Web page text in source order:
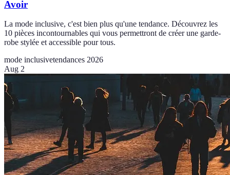
Avoir
La mode inclusive, c'est bien plus qu'une tendance. Découvrez les
10 pièces incontournables qui vous permettront de créer une garde-
robe stylée et accessible pour tous.
mode inclusivetendances 2026
Aug 2